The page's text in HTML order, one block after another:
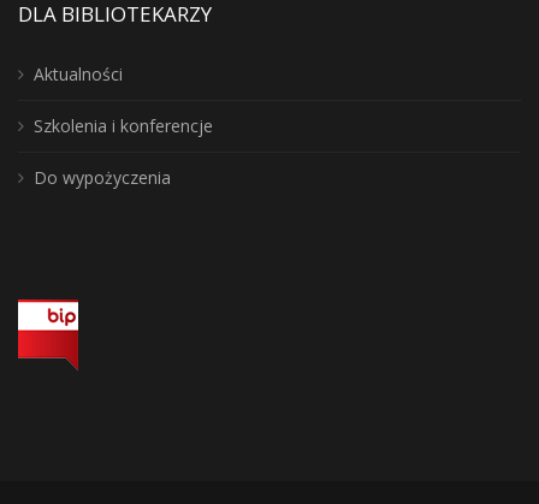
DLA BIBLIOTEKARZY
Aktualności
Szkolenia i konferencje
Do wypożyczenia